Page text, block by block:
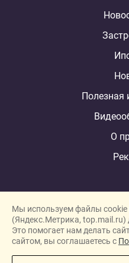
Полезная
О
New
New
Мы используем файлы cookie
(Яндекс.Метрика, top.mail.ru)
Это помогает нам делать
сайтом, вы соглашаетесь с